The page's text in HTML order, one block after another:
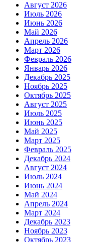
Август 2026
Июль 2026
Июнь 2026
Май 2026
Апрель 2026
Март 2026
Февраль 2026
Январь 2026
Декабрь 2025
Ноябрь 2025
Октябрь 2025
Август 2025
Июль 2025
Июнь 2025
Май 2025
Март 2025
Февраль 2025
Декабрь 2024
Август 2024
Июль 2024
Июнь 2024
Май 2024
Апрель 2024
Март 2024
Декабрь 2023
Ноябрь 2023
Октябрь 2023